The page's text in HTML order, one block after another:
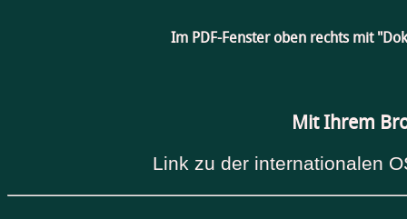
Im PDF-Fenster oben rechts mit
Mit Ihrem
Link zu der internationalen